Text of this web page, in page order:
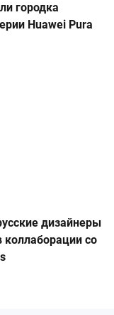
городка
Huawei Pura
дизайнеры
со